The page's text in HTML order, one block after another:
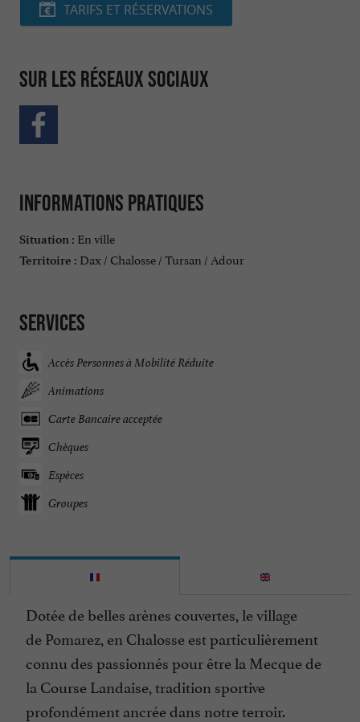
TARIFS ET RÉSERVATIONS
Sur les réseaux sociaux
Informations pratiques
Situation : En ville
Territoire : Dax / Chalosse / Tursan / Adour
Services
Accès Personnes à Mobilité Réduite
Animations
Carte Bancaire acceptée
Chèques
Espèces
Groupes
Dotée de belles arènes couvertes, le village
de Pomarez, en Chalosse est particulièrement
connu des passionnés pour être la Mecque de
la Course Landaise, tradition sportive
profondément ancrée dans notre terroir.